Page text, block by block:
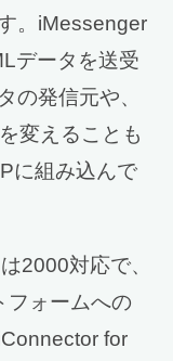
。iMessenger
データを送受
の発信元や、
変えることも
に組み込んで
2000対応で、
フォームへの
for